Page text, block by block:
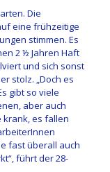
Die
eine frühzeitige
stimmen. Es
2 ½ Jahren Haft
und sich sonst
stolz. „Doch es
gibt so viele
aber auch
krank, es fallen
fast überall auch
führt der 28-